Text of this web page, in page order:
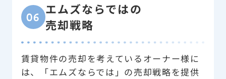
06
エムズならではの
売却戦略
賃貸物件の売却を考えているオーナー様に
は、「エムズならでは」の売却戦略を提供